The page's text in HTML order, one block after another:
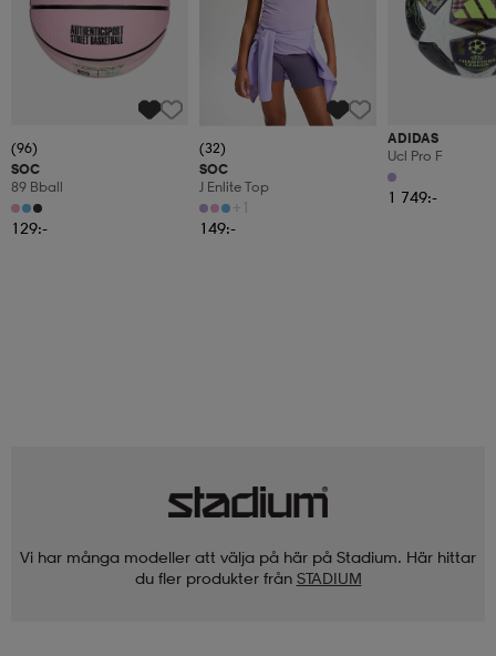
(96)
SOC
89 Bball
129:-
(32)
SOC
J Enlite Top
+1
149:-
ADIDAS
Ucl Pro F
1 749:-
Vi har många modeller att välja på här på Stadium. Här hittar
du fler produkter från STADIUM